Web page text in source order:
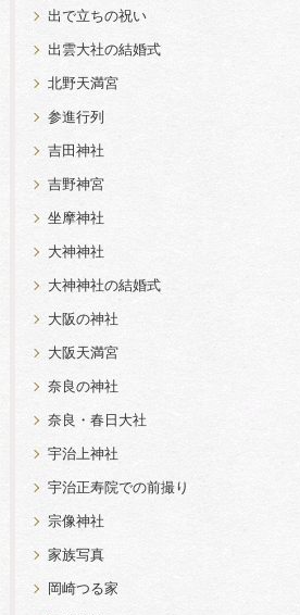
出で立ちの祝い
出雲大社の結婚式
北野天満宮
参進行列
吉田神社
吉野神宮
坐摩神社
大神神社
大神神社の結婚式
大阪の神社
大阪天満宮
奈良の神社
奈良・春日大社
宇治上神社
宇治正寿院での前撮り
宗像神社
家族写真
岡崎つる家